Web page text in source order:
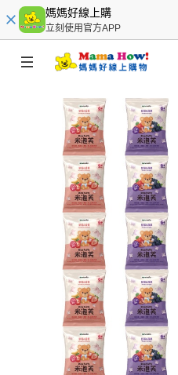
媽媽好線上購
立刻使用官方APP